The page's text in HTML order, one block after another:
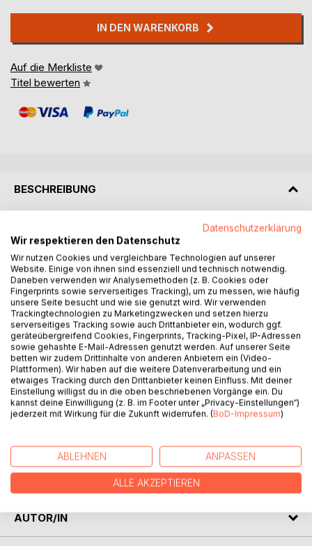
IN DEN WARENKORB
Auf die Merkliste
Titel bewerten
BESCHREIBUNG
Als Richter sitzt Tim Oliver Feicke an der Quelle juristischer
Stilblüten. Bereits mit seinem ersten Buch „Komme nicht
zum Termin, bin in Südsee“ hat er bewiesen, dass der
oftmals trockene Beruf des Aktenlesers auch witzige
Seiten haben kann. In diesem Band hat er wieder frische
„Aktenperlen“ aus der Justiz zusammengetragen. Sinn
verdrehende Verschreiber, Stilblüten und Anekdoten
bringen nicht nur Juristen zum Lachen. Dazu finden sich
neue Cartoons von „dem Richter mit dem Zeichenblock“
(NDR-Fernsehen).
„Deutschlands bekanntester Justizkarikaturist.“ (Holsteiner
Allgemeine Zeitung“)
Morgenpost)
„Über seine Cartoons schmunzelt die Justiz bundesweit.“
(Hannoversche Allgemeine Zeitung)
AUTOR/IN
Datenschutzerklärung
Wir respektieren den Datenschutz
Wir nutzen Cookies und vergleichbare Technologien auf unserer
Website. Einige von ihnen sind essenziell und technisch notwendig.
Daneben verwenden wir Analysemethoden (z. B. Cookies oder
Fingerprints sowie serverseitiges Tracking), um zu messen, wie häufig
unsere Seite besucht und wie sie genutzt wird. Wir verwenden
Trackingtechnologien zu Marketingzwecken und setzen hierzu
serverseitiges Tracking sowie auch Drittanbieter ein, wodurch ggf.
geräteübergreifend Cookies, Fingerprints, Tracking-Pixel, IP-Adressen
sowie gehashte E-Mail-Adressen genutzt werden. Auf unserer Seite
betten wir zudem Drittinhalte von anderen Anbietern ein (Video-
Plattformen). Wir haben auf die weitere Datenverarbeitung und ein
etwaiges Tracking durch den Drittanbieter keinen Einfluss. Mit deiner
Einstellung willigst du in die oben beschriebenen Vorgänge ein. Du
kannst deine Einwilligung (z. B. im Footer unter „Privacy-Einstellungen“)
jederzeit mit Wirkung für die Zukunft widerrufen. (BoD-Impressum)
ABLEHNEN ANPASSEN
ALLE AKZEPTIEREN